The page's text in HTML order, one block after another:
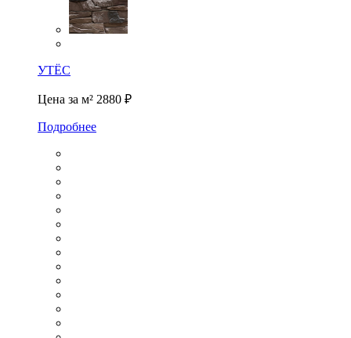
УТЁС
Цена за м² 2880 ₽
Подробнее